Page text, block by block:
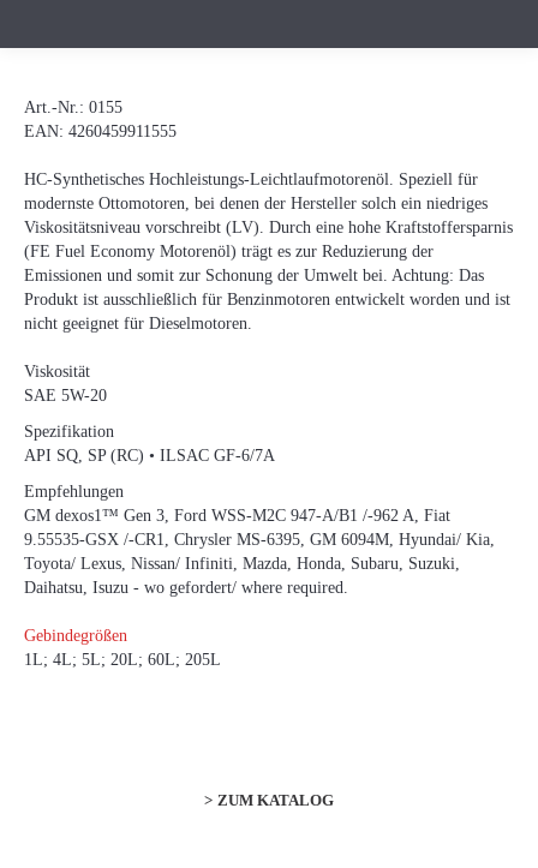
Art.-Nr.: 0155
EAN: 4260459911555
HC-Synthetisches Hochleistungs-Leichtlaufmotorenöl. Speziell für
modernste Ottomotoren, bei denen der Hersteller solch ein niedriges
Viskositätsniveau vorschreibt (LV). Durch eine hohe Kraftstoffersparnis
(FE Fuel Economy Motorenöl) trägt es zur Reduzierung der
Emissionen und somit zur Schonung der Umwelt bei. Achtung: Das
Produkt ist ausschließlich für Benzinmotoren entwickelt worden und ist
nicht geeignet für Dieselmotoren.
Viskosität
SAE 5W-20
Spezifikation
API SQ, SP (RC) • ILSAC GF-6/7A
Empfehlungen
GM dexos1™ Gen 3, Ford WSS-M2C 947-A/B1 /-962 A, Fiat
9.55535-GSX /-CR1, Chrysler MS-6395, GM 6094M, Hyundai/ Kia,
Toyota/ Lexus, Nissan/ Infiniti, Mazda, Honda, Subaru, Suzuki,
Daihatsu, Isuzu - wo gefordert/ where required.
Gebindegrößen
1L; 4L; 5L; 20L; 60L; 205L
ZUM KATALOG